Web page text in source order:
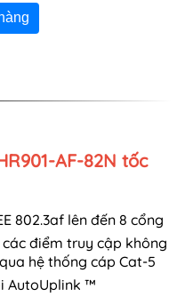
AF-82N tốc
802.3af lên đến 8 cổng
điểm truy cập không
hệ thống cáp Cat-5
AutoUplink ™